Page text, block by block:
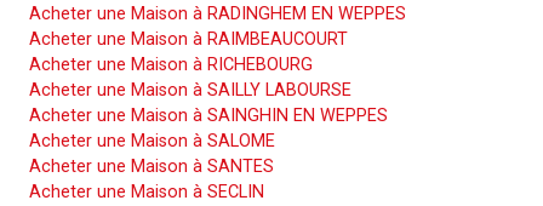
Acheter une Maison à RADINGHEM EN WEPPES
Acheter une Maison à RAIMBEAUCOURT
Acheter une Maison à RICHEBOURG
Acheter une Maison à SAILLY LABOURSE
Acheter une Maison à SAINGHIN EN WEPPES
Acheter une Maison à SALOME
Acheter une Maison à SANTES
Acheter une Maison à SECLIN